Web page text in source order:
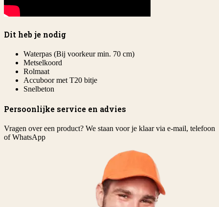
Dit heb je nodig
Waterpas (Bij voorkeur min. 70 cm)
Metselkoord
Rolmaat
Accuboor met T20 bitje
Snelbeton
Persoonlijke service en advies
Vragen over een product? We staan voor je klaar via e-mail, telefoon
of WhatsApp